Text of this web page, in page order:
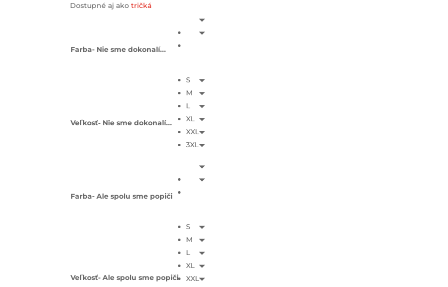
Dostupné aj akotričká
Farba- Nie sme dokonalí...
Veľkosť- Nie sme dokonalí...
S
M
L
XL
XXL
3XL
Farba- Ale spolu sme popiči
Veľkosť- Ale spolu sme popiči
S
M
L
XL
XXL